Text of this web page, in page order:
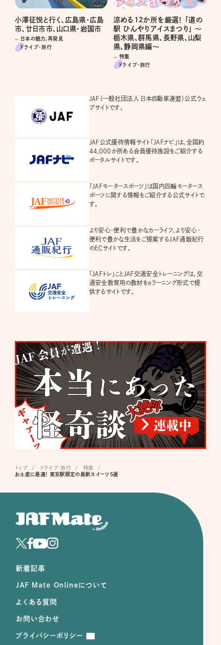
小澤征悦と行く、広島県・広島
市、廿日市市、山口県・岩国市
日本の魅力、再発見
ドライブ･旅行
涼める12か所を厳選！ 「道の
駅 ひんやりアイスまつり」 ～
栃木県、群馬県、長野県、山梨
県、静岡県編～
特集
ドライブ･旅行
JAF（一般社団法人 日本自動車連盟）公式ウェ
ブサイトです。
JAF公式優待情報サイト「JAFナビ」は、全国約
44,000か所ある会員優待施設をご紹介する
ポータルサイトです。
「JAFモータースポーツ」は国内四輪モータース
ポーツに関する情報をご紹介する公式サイトで
す。
より安心・便利で豊かなカーライフ、より安心・
便利で豊かな生活をご提案するJAF通販紀行
のECサイトです。
「JAFトレ」ことJAF交通安全トレーニングは、交
通安全教育用の教材をeラーニング形式で提
供するサイトです。
トップ ドライブ･旅行
特集
お土産に最適！ 東京駅限定の最新スイーツ5選
新着記事
JAF Mate Onlineについて
よくある質問
お問い合わせ
プライバシーポリシー